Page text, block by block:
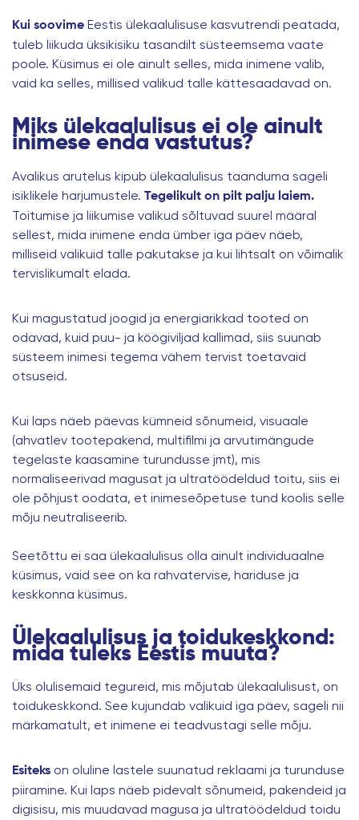
Kui soovime Eestis ülekaalulisuse kasvutrendi peatada,
tuleb liikuda üksikisiku tasandilt süsteemsema vaate
poole. Küsimus ei ole ainult selles, mida inimene valib,
vaid ka selles, millised valikud talle kättesaadavad on.
Miks ülekaalulisus ei ole ainult
inimese enda vastutus?
Avalikus arutelus kipub ülekaalulisus taanduma sageli
isiklikele harjumustele. Tegelikult on pilt palju laiem.
Toitumise ja liikumise valikud sõltuvad suurel määral
sellest, mida inimene enda ümber iga päev näeb,
milliseid valikuid talle pakutakse ja kui lihtsalt on võimalik
tervislikumalt elada.
Kui magustatud joogid ja energiarikkad tooted on
odavad, kuid puu- ja köögiviljad kallimad, siis suunab
süsteem inimesi tegema vähem tervist toetavaid
otsuseid.
Kui laps näeb päevas kümneid sõnumeid, visuaale
(ahvatlev tootepakend, multifilmi ja arvutimängude
tegelaste kaasamine turundusse jmt), mis
normaliseerivad magusat ja ultratöödeldud toitu, siis ei
ole põhjust oodata, et inimeseõpetuse tund koolis selle
mõju neutraliseerib.
Seetõttu ei saa ülekaalulisus olla ainult individuaalne
küsimus, vaid see on ka rahvatervise, hariduse ja
keskkonna küsimus.
Ülekaalulisus ja toidukeskkond:
mida tuleks Eestis muuta?
Üks olulisemaid tegureid, mis mõjutab ülekaalulisust, on
toidukeskkond. See kujundab valikuid iga päev, sageli nii
märkamatult, et inimene ei teadvustagi selle mõju.
Esiteks on oluline lastele suunatud reklaami ja turunduse
piiramine. Kui laps näeb pidevalt sõnumeid, pakendeid ja
digisisu, mis muudavad magusa ja ultratöödeldud toidu